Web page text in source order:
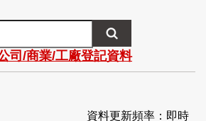
司/商業/工廠登記資料
資料更新頻率：即時